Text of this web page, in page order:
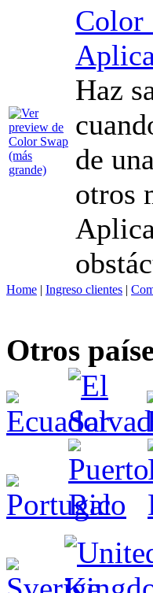
Color
Haz
de
otros
Home | Ingreso clientes |
Otros